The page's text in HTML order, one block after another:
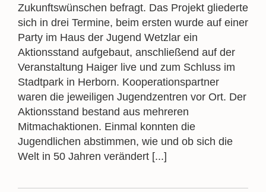
Zukunftswünschen befragt. Das Projekt gliederte
sich in drei Termine, beim ersten wurde auf einer
Party im Haus der Jugend Wetzlar ein
Aktionsstand aufgebaut, anschließend auf der
Veranstaltung Haiger live und zum Schluss im
Stadtpark in Herborn. Kooperationspartner
waren die jeweiligen Jugendzentren vor Ort. Der
Aktionsstand bestand aus mehreren
Mitmachaktionen. Einmal konnten die
Jugendlichen abstimmen, wie und ob sich die
Welt in 50 Jahren verändert [...]